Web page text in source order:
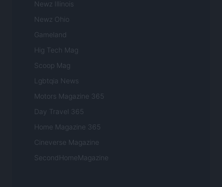
Newz Illinois
Newz Ohio
Gameland
Hig Tech Mag
Scoop Mag
Lgbtqia News
Motors Magazine 365
Day Travel 365
Home Magazine 365
Cineverse Magazine
SecondHomeMagazine